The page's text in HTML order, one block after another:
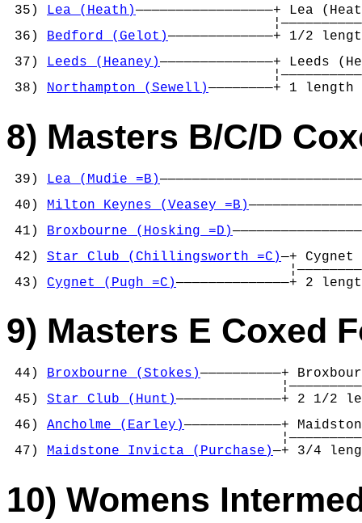
35) Lea (Heath)
36) Bedford (Gelot)—————————————+
37) Leeds (Heaney)
38) Northampton (Sewell)
8) Masters B/C/D
39) Lea (Mudie =B)
40)
Milton Keynes (Veasey =B)
41)
Broxbourne (Hosking =D)
42) Star Club (Chillingsworth =C)—+
43) Cygnet (Pugh =C)
9) Masters E Coxed
44) Broxbourne (Stokes)——————————+
45) Star Club (Hunt)
46) Ancholme (Earley)
47) Maidstone Invicta (Purchase)—+
10) Womens